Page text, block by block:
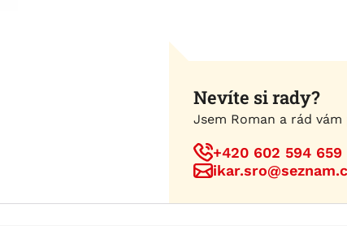
Nevíte si rady?
Jsem Roman a rád vám
+420 602 594 659